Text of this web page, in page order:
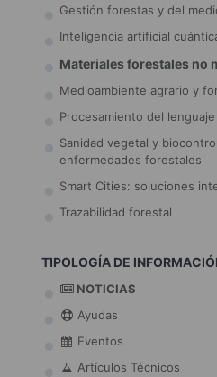
Gestión forestas y del
Inteligencia artificial
Materiales forestales no
Medioambiente agrario y
Procesamiento del
Sanidad vegetal y
enfermedades forestales
Smart Cities: soluciones
Trazabilidad forestal
TIPOLOGÍA DE
NOTICIAS
Ayudas
Eventos
Artículos Técnicos